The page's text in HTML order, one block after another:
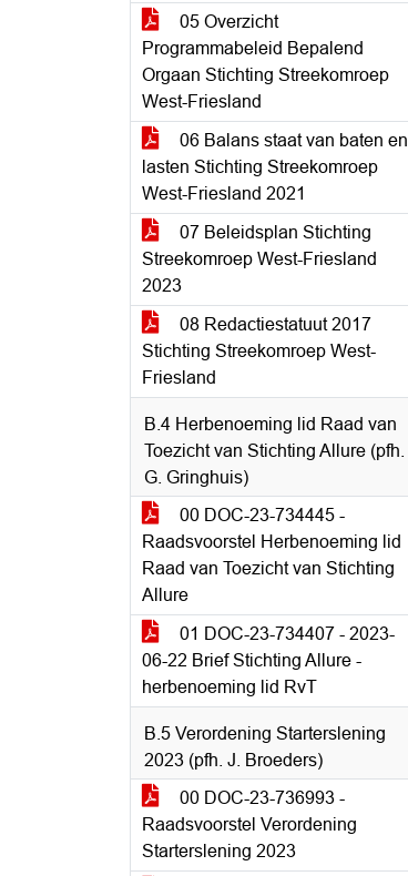
05 Overzicht
Programmabeleid Bepalend
Orgaan Stichting Streekomroep
West-Friesland
06 Balans staat van baten en
lasten Stichting Streekomroep
West-Friesland 2021
07 Beleidsplan Stichting
Streekomroep West-Friesland
2023
08 Redactiestatuut 2017
Stichting Streekomroep West-
Friesland
B.4 Herbenoeming lid Raad van
Toezicht van Stichting Allure (pfh.
G. Gringhuis)
00 DOC-23-734445 -
Raadsvoorstel Herbenoeming lid
Raad van Toezicht van Stichting
Allure
01 DOC-23-734407 - 2023-
06-22 Brief Stichting Allure -
herbenoeming lid RvT
B.5 Verordening Starterslening
2023 (pfh. J. Broeders)
00 DOC-23-736993 -
Raadsvoorstel Verordening
Starterslening 2023